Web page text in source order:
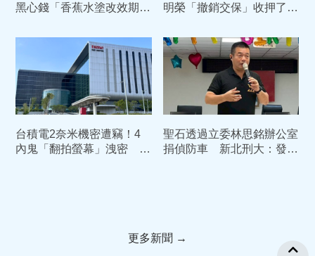
黑心錢「香蕉水塗改效期」
賣
明榮「撤銷交保」收押了
標
台積電2奈米機密遭竊！4
內鬼「翻拍螢幕」洩密 主
聖石透過立委林思銘辦公室
捐偵防車 新北刑大：發現
更多新聞 →